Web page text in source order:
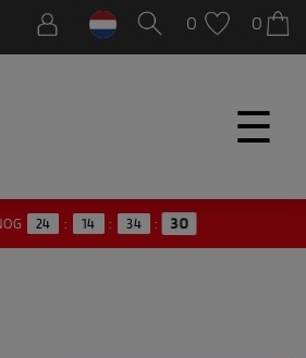
0 0
☰
24 : 14 : 34 : 30